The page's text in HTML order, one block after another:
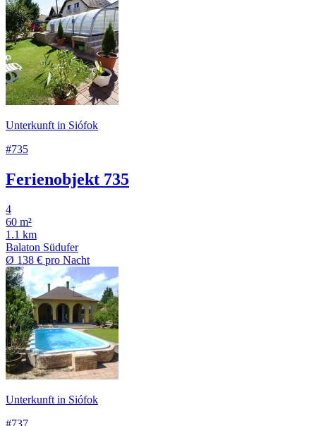
Unterkunft in Siófok
#735
Ferienobjekt 735
4
60 m²
1.1 km
Balaton Südufer
Ø 138 € pro Nacht
Unterkunft in Siófok
#737